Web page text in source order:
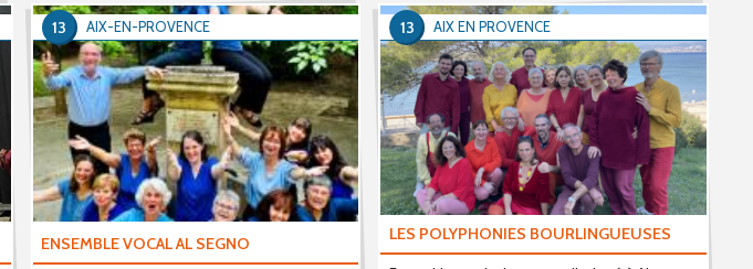
ENSEMBLE VOCAL AL SEGNO
AIX-EN-PROVENCE
13
LES POLYPHONIES BOURLINGUEUSES
AIX EN PROVENCE
13